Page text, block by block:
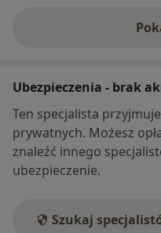
Ubezpieczenia - brak
Ten specjalista
prywatnych. Możesz
znaleźć innego
ubezpieczenie.
Szukaj